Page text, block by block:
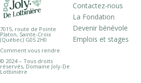
7015, route de Pointe
Platon, Sainte-Croix
(Québec) G0S 2H0
Comment vous rendre
© 2024 – Tous droits
réservés, Domaine Joly-De
Lotbinière
Contactez-nous
La Fondation
Devenir bénévole
Emplois et stages